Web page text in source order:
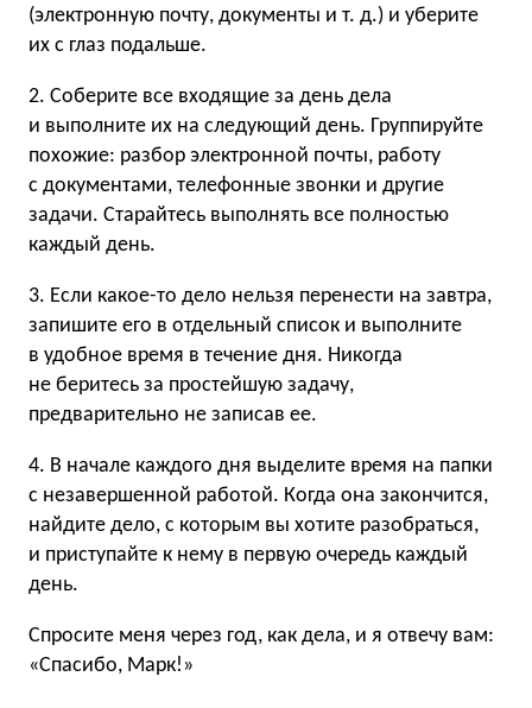
(электронную почту, документы и т. д.) и уберите
их с глаз подальше.
2. Соберите все входящие за день дела
и выполните их на следующий день. Группируйте
похожие: разбор электронной почты, работу
с документами, телефонные звонки и другие
задачи. Старайтесь выполнять все полностью
каждый день.
3. Если какое-то дело нельзя перенести на завтра,
запишите его в отдельный список и выполните
в удобное время в течение дня. Никогда
не беритесь за простейшую задачу,
предварительно не записав ее.
4. В начале каждого дня выделите время на папки
с незавершенной работой. Когда она закончится,
найдите дело, с которым вы хотите разобраться,
и приступайте к нему в первую очередь каждый
день.
Спросите меня через год, как дела, и я отвечу вам:
«Спасибо, Марк!»